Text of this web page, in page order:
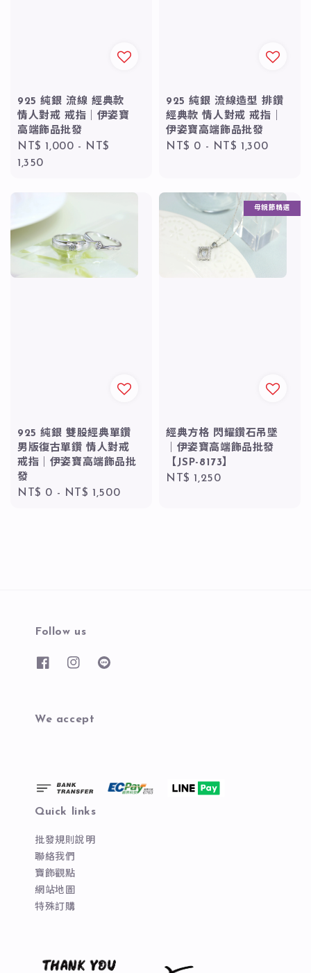
925 純銀 流線 經典款
情人對戒 戒指｜伊姿寶
高端飾品批發
Regular
price
NT$ 1,000 -
NT$
1,350
925 純銀 流線造型 排鑽
經典款 情人對戒 戒指｜
伊姿寶高端飾品批發
Regular
NT$ 0 - NT$ 1,300
925 純銀 雙股經典單鑽
男版復古單鑽 情人對戒
戒指｜伊姿寶高端飾品批
發
Regular
NT$ 0 - NT$ 1,500
母親節精選
經典方格 閃耀鑽石吊墜
｜伊姿寶高端飾品批發
【JSP-8173】
Regular
NT$ 1,250
Follow us
We accept
Quick links
批發規則說明
聯絡我們
寶飾觀點
網站地圖
特殊訂購